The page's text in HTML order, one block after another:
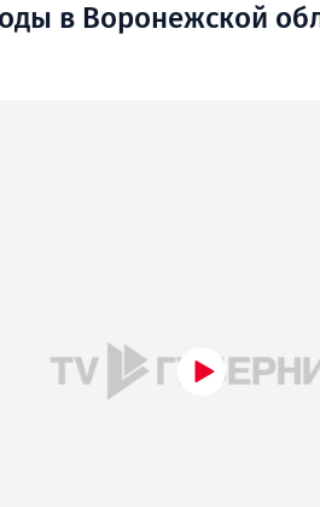
в Воронежской